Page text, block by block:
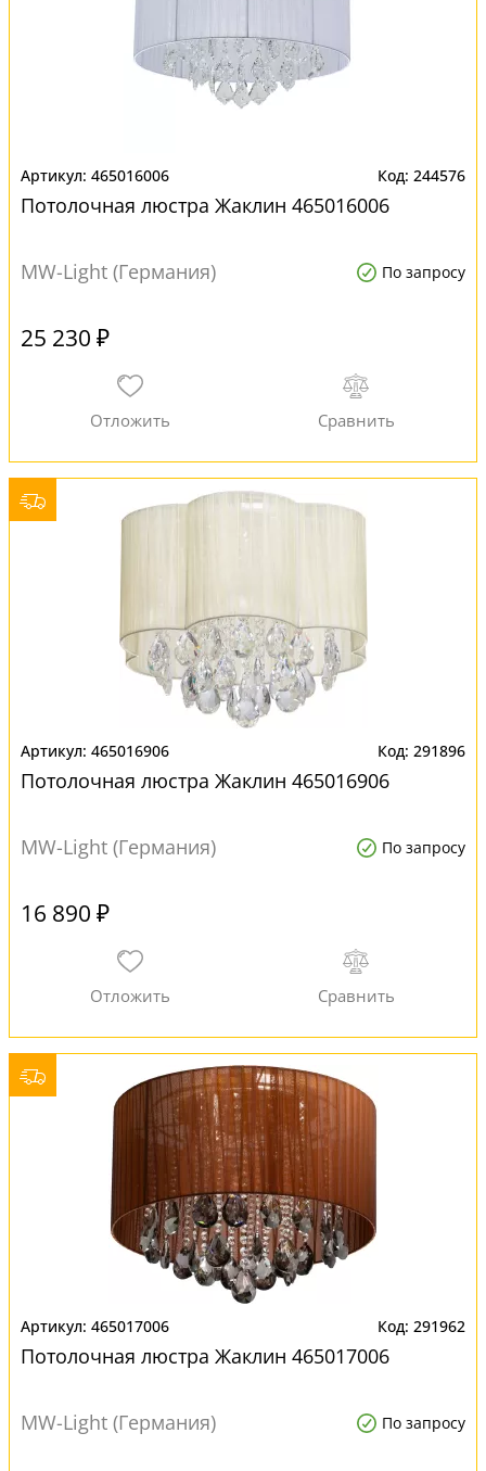
465016006 244576
Потолочная люстра Жаклин 465016006
MW-Light (Германия) По запросу
25 230 ₽
465016906 291896
Потолочная люстра Жаклин 465016906
MW-Light (Германия) По запросу
16 890 ₽
465017006 291962
Потолочная люстра Жаклин 465017006
MW-Light (Германия) По запросу